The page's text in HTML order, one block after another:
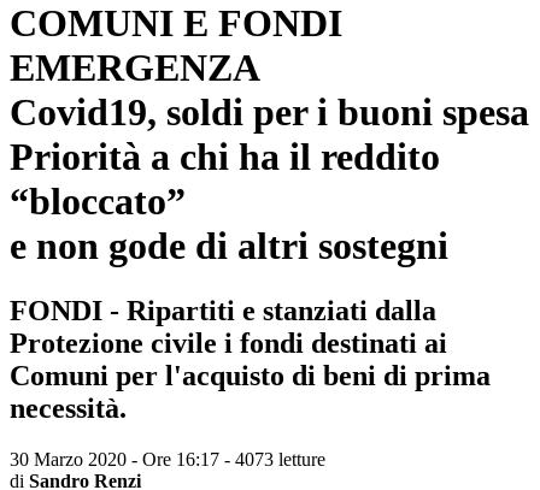
COMUNI E FONDI
EMERGENZA
Covid19, soldi per i buoni spesa
Priorità a chi ha il reddito
“bloccato”
e non gode di altri sostegni
FONDI - Ripartiti e stanziati dalla
Protezione civile i fondi destinati ai
Comuni per l'acquisto di beni di prima
necessità.
30 Marzo 2020 - Ore 16:17 - 4073 letture
di Sandro Renzi